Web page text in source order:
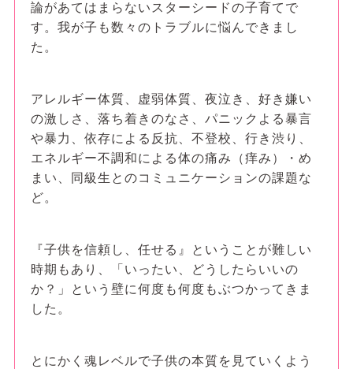
論があてはまらないスターシードの子育てで
す。我が子も数々のトラブルに悩んできまし
た。
アレルギー体質、虚弱体質、夜泣き、好き嫌い
の激しさ、落ち着きのなさ、パニックよる暴言
や暴力、依存による反抗、不登校、行き渋り、
エネルギー不調和による体の痛み（痒み）・め
まい、同級生とのコミュニケーションの課題な
ど。
『子供を信頼し、任せる』ということが難しい
時期もあり、「いったい、どうしたらいいの
か？」という壁に何度も何度もぶつかってきま
した。
とにかく魂レベルで子供の本質を見ていくよう